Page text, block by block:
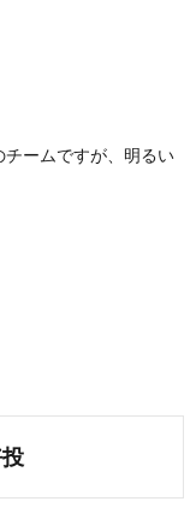
ームですが、明るい